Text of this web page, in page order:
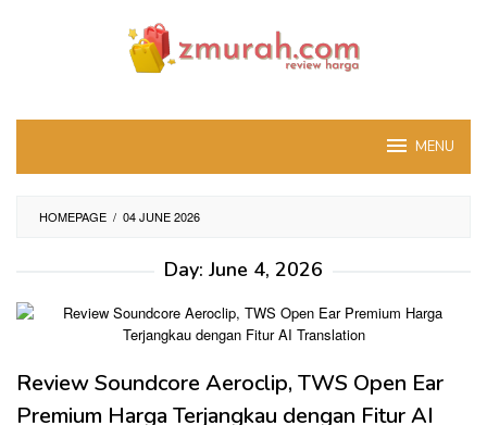
MENU
HOMEPAGE / 04 JUNE 2026
Day: June 4, 2026
Review Soundcore Aeroclip, TWS Open Ear
Premium Harga Terjangkau dengan Fitur AI